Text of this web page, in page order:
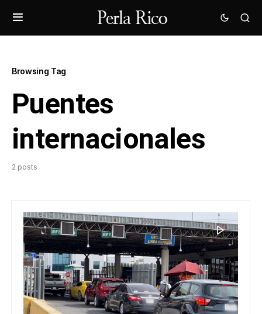
Browsing Tag
Puentes
internacionales
2 posts